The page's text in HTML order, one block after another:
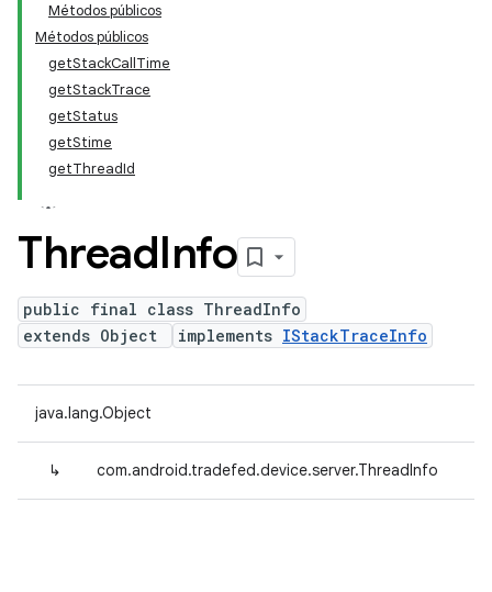
Métodos públicos
Métodos públicos
getStackCallTime
getStackTrace
getStatus
getStime
getThreadId
ThreadInfo
public final class ThreadInfo
extends Object
implements IStackTraceInfo
java.lang.Object
↳ com.android.tradefed.device.server.ThreadInfo